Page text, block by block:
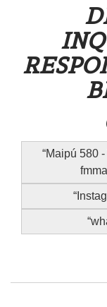
Maipú 580